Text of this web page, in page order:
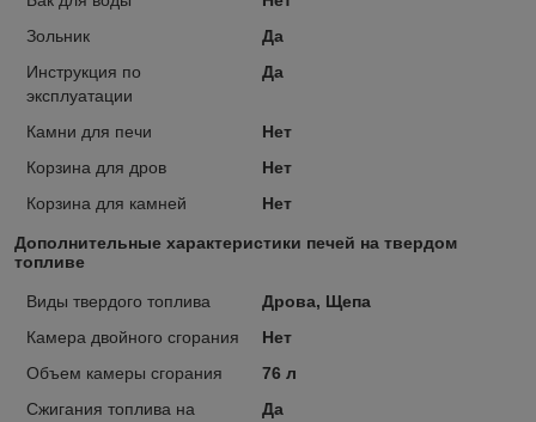
Зольник
Да
Инструкция по
эксплуатации
Да
Камни для печи
Нет
Корзина для дров
Нет
Корзина для камней
Нет
Дополнительные характеристики печей на твердом
топливе
Виды твердого топлива
Дрова, Щепа
Камера двойного сгорания
Нет
Объем камеры сгорания
76 л
Сжигания топлива на
Да